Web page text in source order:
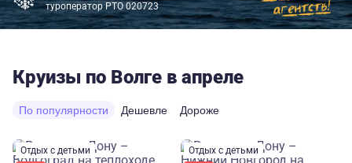
туроператор РТО 020723
Круизы по Волге в апреле
По популярности Дешевле Дороже
Отдых с детьми
Отдых с детьми